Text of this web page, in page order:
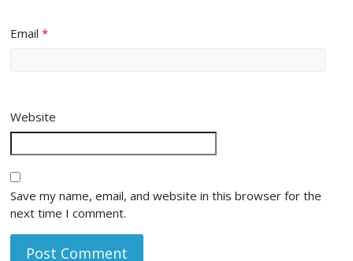
Email*
Website
Save my name, email, and website in this browser for the
next time I comment.